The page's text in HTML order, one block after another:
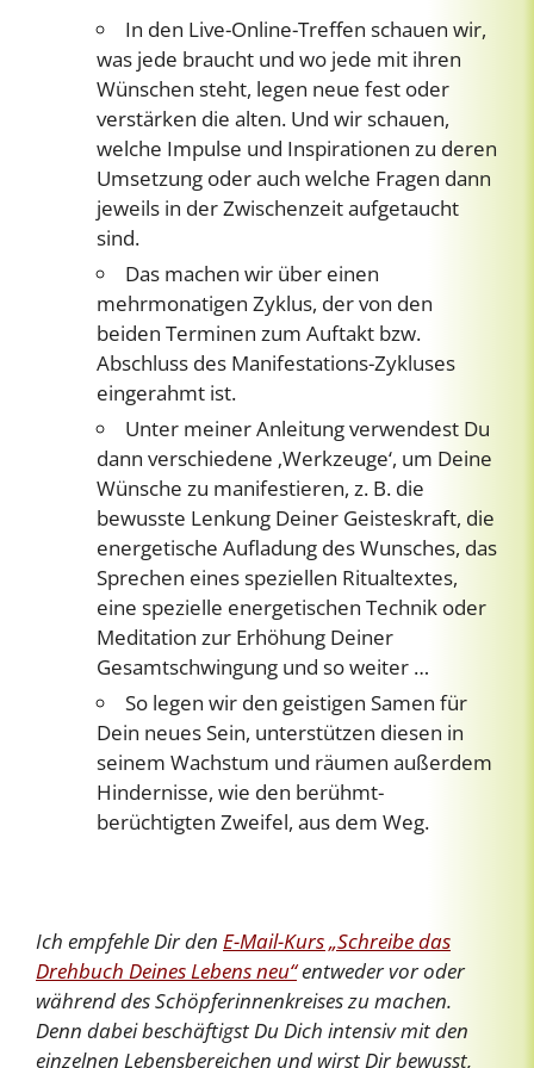
In den Live-Online-Treffen schauen wir,
was jede braucht und wo jede mit ihren
Wünschen steht, legen neue fest oder
verstärken die alten. Und wir schauen,
welche Impulse und Inspirationen zu deren
Umsetzung oder auch welche Fragen dann
jeweils in der Zwischenzeit aufgetaucht
sind.
Das machen wir über einen
mehrmonatigen Zyklus, der von den
beiden Terminen zum Auftakt bzw.
Abschluss des Manifestations-Zykluses
eingerahmt ist.
Unter meiner Anleitung verwendest Du
dann verschiedene ‚Werkzeuge‘, um Deine
Wünsche zu manifestieren, z. B. die
bewusste Lenkung Deiner Geisteskraft, die
energetische Aufladung des Wunsches, das
Sprechen eines speziellen Ritualtextes,
eine spezielle energetischen Technik oder
Meditation zur Erhöhung Deiner
Gesamtschwingung und so weiter …
So legen wir den geistigen Samen für
Dein neues Sein, unterstützen diesen in
seinem Wachstum und räumen außerdem
Hindernisse, wie den berühmt-
berüchtigten Zweifel, aus dem Weg.
Ich empfehle Dir den E-Mail-Kurs „Schreibe das
Drehbuch Deines Lebens neu“entweder vor oder
während des Schöpferinnenkreises zu machen.
Denn dabei beschäftigst Du Dich intensiv mit den
einzelnen Lebensbereichen und wirst Dir bewusst,